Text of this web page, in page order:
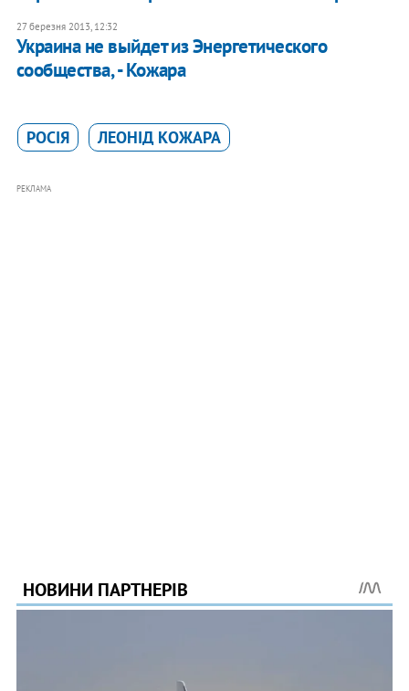
27 березня 2013, 12:32
Украина не выйдет из Энергетического
сообщества, - Кожара
РОСІЯ ЛЕОНІД КОЖАРА
РЕКЛАМА